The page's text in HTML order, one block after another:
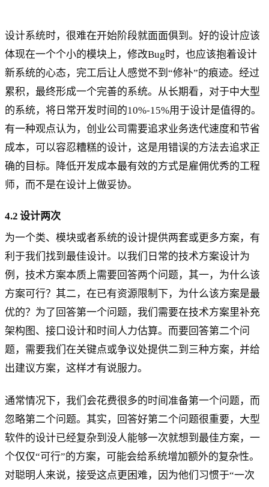
设计系统时，很难在开始阶段就面面俱到。好的设计应该
体现在一个个小的模块上，修改Bug时，也应该抱着设计
新系统的心态，完工后让人感觉不到“修补”的痕迹。经过
累积，最终形成一个完善的系统。从长期看，对于中大型
的系统，将日常开发时间的10%-15%用于设计是值得的。
有一种观点认为，创业公司需要追求业务迭代速度和节省
成本，可以容忍糟糕的设计，这是用错误的方法去追求正
确的目标。降低开发成本最有效的方式是雇佣优秀的工程
师，而不是在设计上做妥协。
4.2 设计两次
为一个类、模块或者系统的设计提供两套或更多方案，有
利于我们找到最佳设计。以我们日常的技术方案设计为
例，技术方案本质上需要回答两个问题，其一，为什么该
方案可行？其二，在已有资源限制下，为什么该方案是最
优的？为了回答第一个问题，我们需要在技术方案里补充
架构图、接口设计和时间人力估算。而要回答第二个问
题，需要我们在关键点或争议处提供二到三种方案，并给
出建议方案，这样才有说服力。
通常情况下，我们会花费很多的时间准备第一个问题，而
忽略第二个问题。其实，回答好第二个问题很重要，大型
软件的设计已经复杂到没人能够一次就想到最佳方案，一
个仅仅“可行”的方案，可能会给系统增加额外的复杂性。
对聪明人来说，接受这点更困难，因为他们习惯于“一次